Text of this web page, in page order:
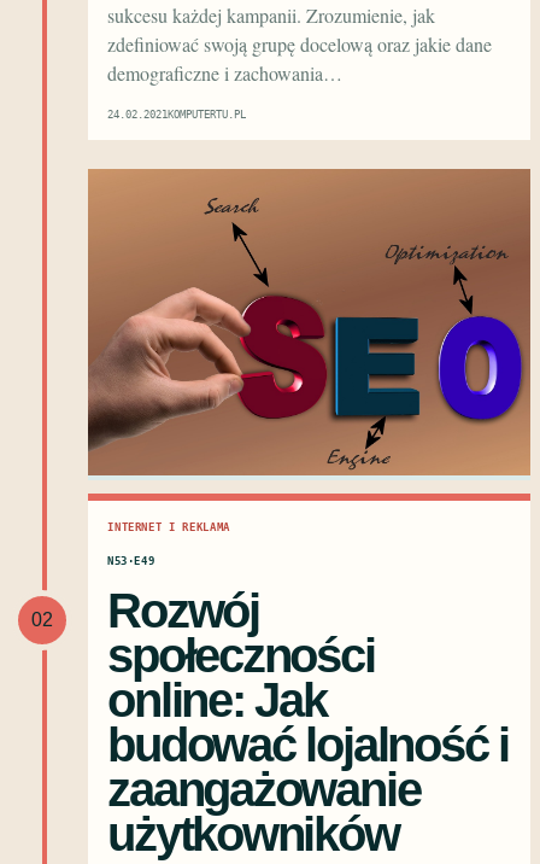
sukcesu każdej kampanii. Zrozumienie, jak
zdefiniować swoją grupę docelową oraz jakie dane
demograficzne i zachowania…
24.02.2021KOMPUTERTU.PL
02
INTERNET I REKLAMA
N53·E49
Rozwój
społeczności
online: Jak
budować lojalność i
zaangażowanie
użytkowników